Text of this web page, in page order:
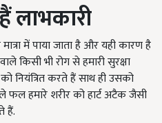
लाभकारी
में पाया जाता है और यही कारण है
किसी भी रोग से हमारी सुरक्षा
नियंत्रित करते हैं साथ ही उसको
फल हमारे शरीर को हार्ट अटैक जैसी
हैं.